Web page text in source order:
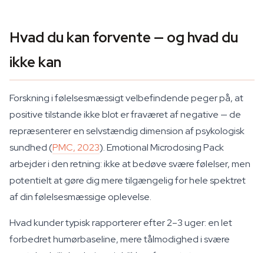
Hvad du kan forvente — og hvad du
ikke kan
Forskning i følelsesmæssigt velbefindende peger på, at
positive tilstande ikke blot er fraværet af negative — de
repræsenterer en selvstændig dimension af psykologisk
sundhed (PMC, 2023). Emotional Microdosing Pack
arbejder i den retning: ikke at bedøve svære følelser, men
potentielt at gøre dig mere tilgængelig for hele spektret
af din følelsesmæssige oplevelse.
Hvad kunder typisk rapporterer efter 2–3 uger: en let
forbedret humørbaseline, mere tålmodighed i svære